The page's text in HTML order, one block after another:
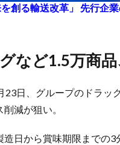
創る輸送改革」 先行企
グなど1.5万商
日、グループのドラッ
減が狙い。
日から賞味期限までの